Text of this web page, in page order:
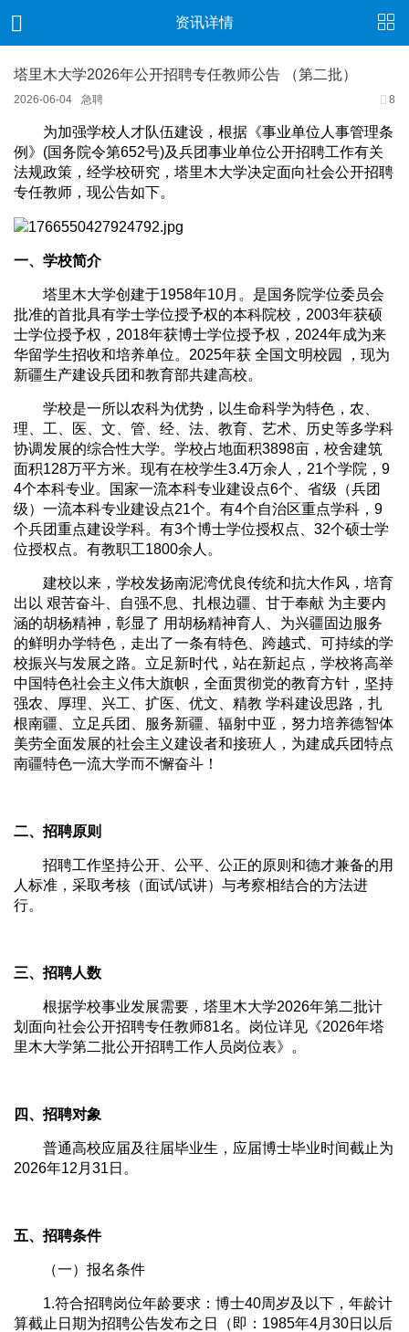
资讯详情
塔里木大学2026年公开招聘专任教师公告 （第二批）
2026-06-04 急聘 8
为加强学校人才队伍建设，根据《事业单位人事管理条
例》(国务院令第652号)及兵团事业单位公开招聘工作有关
法规政策，经学校研究，塔里木大学决定面向社会公开招聘
专任教师，现公告如下。
一、学校简介
塔里木大学创建于1958年10月。是国务院学位委员会
批准的首批具有学士学位授予权的本科院校，2003年获硕
士学位授予权，2018年获博士学位授予权，2024年成为来
华留学生招收和培养单位。2025年获 全国文明校园 ，现为
新疆生产建设兵团和教育部共建高校。
学校是一所以农科为优势，以生命科学为特色，农、
理、工、医、文、管、经、法、教育、艺术、历史等多学科
协调发展的综合性大学。学校占地面积3898亩，校舍建筑
面积128万平方米。现有在校学生3.4万余人，21个学院，9
4个本科专业。国家一流本科专业建设点6个、省级（兵团
级）一流本科专业建设点21个。有4个自治区重点学科，9
个兵团重点建设学科。有3个博士学位授权点、32个硕士学
位授权点。有教职工1800余人。
建校以来，学校发扬南泥湾优良传统和抗大作风，培育
出以 艰苦奋斗、自强不息、扎根边疆、甘于奉献 为主要内
涵的胡杨精神，彰显了 用胡杨精神育人、为兴疆固边服务
的鲜明办学特色，走出了一条有特色、跨越式、可持续的学
校振兴与发展之路。立足新时代，站在新起点，学校将高举
中国特色社会主义伟大旗帜，全面贯彻党的教育方针，坚持
强农、厚理、兴工、扩医、优文、精教 学科建设思路，扎
根南疆、立足兵团、服务新疆、辐射中亚，努力培养德智体
美劳全面发展的社会主义建设者和接班人，为建成兵团特点
南疆特色一流大学而不懈奋斗！
二、招聘原则
招聘工作坚持公开、公平、公正的原则和德才兼备的用
人标准，采取考核（面试/试讲）与考察相结合的方法进
行。
三、招聘人数
根据学校事业发展需要，塔里木大学2026年第二批计
划面向社会公开招聘专任教师81名。岗位详见《2026年塔
里木大学第二批公开招聘工作人员岗位表》。
四、招聘对象
普通高校应届及往届毕业生，应届博士毕业时间截止为
2026年12月31日。
五、招聘条件
（一）报名条件
1.符合招聘岗位年龄要求：博士40周岁及以下，年龄计
算截止日期为招聘公告发布之日（即：1985年4月30日以后